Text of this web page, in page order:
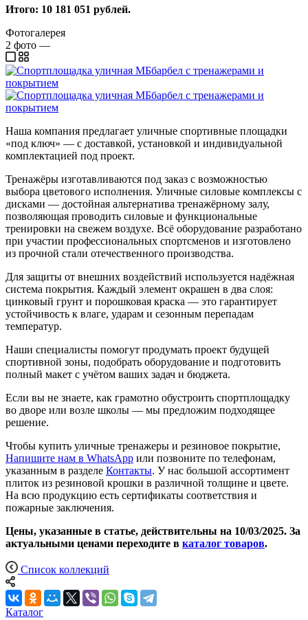
Итого: 10 181 051 рублей.
Фотогалерея
2 фото —
Наша компания предлагает уличные спортивные площадки
«под ключ» — с доставкой, установкой и индивидуальной
комплектацией под проект.
Тренажёры изготавливаются под заказ с возможностью
выбора цветового исполнения. Уличные силовые комплексы с
дисками — достойная альтернатива тренажёрному залу,
позволяющая проводить силовые и функциональные
тренировки на свежем воздухе. Всё оборудование разработано
при участии профессиональных спортсменов и изготовлено
из прочной стали отечественного производства.
Для защиты от внешних воздействий используется надёжная
система покрытия. Каждый элемент окрашен в два слоя:
цинковый грунт и порошковая краска — это гарантирует
устойчивость к влаге, ударам и сезонным перепадам
температур.
Наши специалисты помогут продумать проект будущей
спортивной зоны, подобрать оборудование и подготовить
полный макет с учётом ваших задач и бюджета.
Если вы не знаете, как грамотно обустроить спортплощадку
во дворе или возле школы — мы предложим подходящее
решение.
Чтобы купить уличные тренажеры и резиновое покрытие,
Напишите нам в WhatsApp или позвоните по телефонам,
указанным в разделе Контакты. У нас большой ассортимент
плиток из резиновой крошки в различной толщине и цвете.
На всю продукцию есть сертификаты соответствия и
пожарные заключения.
Цены, указанные в статье, действительны на 10/03/2025. За
актуальными ценами переходите в каталог товаров.
Список коллекций
Каталог